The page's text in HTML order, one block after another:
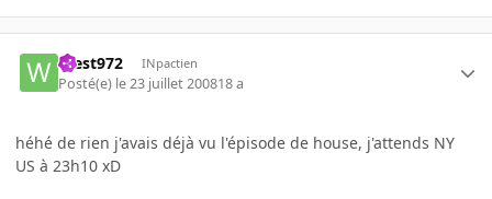
West972 INpactien
Posté(e) le 23 juillet 200818 a
héhé de rien j'avais déjà vu l'épisode de house, j'attends NY
US à 23h10 xD